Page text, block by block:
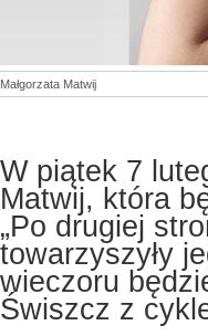
Małgorzata Matwij
W piątek 7
Matwij, która
„Po drugiej
towarzyszyły
wieczoru
Świszcz z